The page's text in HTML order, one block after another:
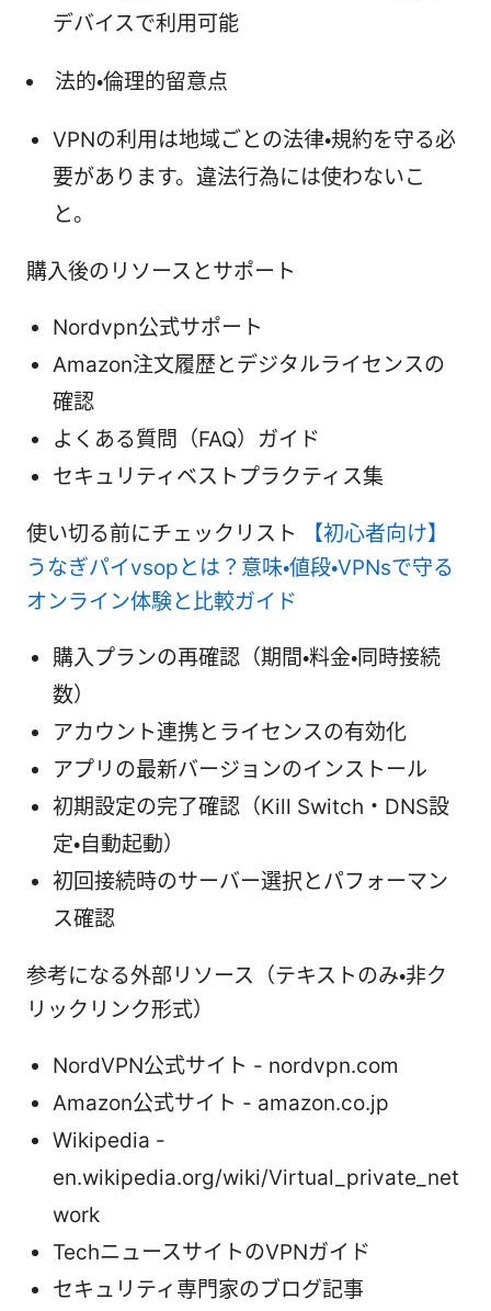
デバイスで利用可能
法的・倫理的留意点
VPNの利用は地域ごとの法律・規約を守る必
要があります。違法行為には使わないこ
と。
購入後のリソースとサポート
Nordvpn公式サポート
Amazon注文履歴とデジタルライセンスの
確認
よくある質問（FAQ）ガイド
セキュリティベストプラクティス集
使い切る前にチェックリスト
【初心者向け】
うなぎパイvsopとは？意味・値段・VPNsで守る
オンライン体験と比較ガイド
購入プランの再確認（期間・料金・同時接続
数）
アカウント連携とライセンスの有効化
アプリの最新バージョンのインストール
初期設定の完了確認（Kill Switch・DNS設
定・自動起動）
初回接続時のサーバー選択とパフォーマン
ス確認
参考になる外部リソース（テキストのみ・非ク
リックリンク形式）
NordVPN公式サイト - nordvpn.com
Amazon公式サイト - amazon.co.jp
Wikipedia -
en.wikipedia.org/wiki/Virtual_private_net
work
TechニュースサイトのVPNガイド
セキュリティ専門家のブログ記事